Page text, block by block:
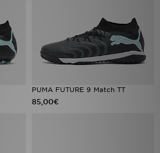
PUMA FUTURE 9 Match TT
85,00€